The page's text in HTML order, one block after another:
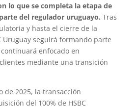
lo que se completa la etapa de
del regulador uruguayo. Tras
y hasta el cierre de la
Uruguay seguirá formando parte
continuará enfocado en
mediante una transición
de 2025, la transacción
del 100% de HSBC